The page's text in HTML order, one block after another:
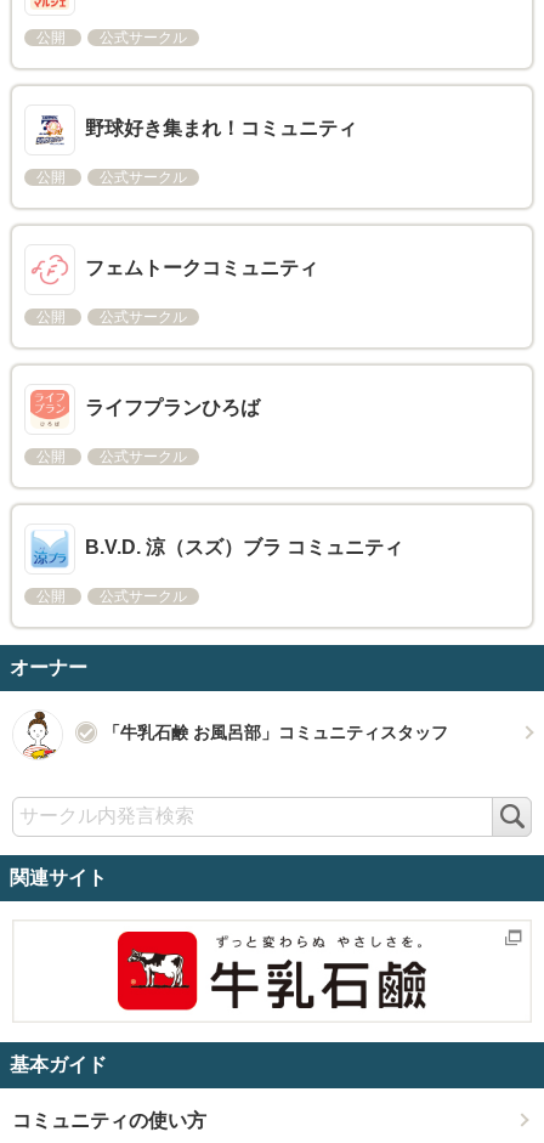
公開 公式サークル
野球好き集まれ！コミュニティ
公開 公式サークル
フェムトークコミュニティ
公開 公式サークル
ライフプランひろば
公開 公式サークル
B.V.D. 涼（スズ）ブラ コミュニティ
公開 公式サークル
オーナー
「牛乳石鹸 お風呂部」コミュニティスタッフ
索
関連サイト
基本ガイド
コミュニティの使い方